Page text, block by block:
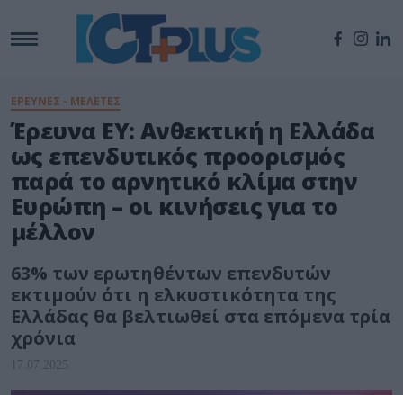
ΕΡΕΥΝΕΣ - ΜΕΛΕΤΕΣ
Έρευνα ΕΥ: Ανθεκτική η Ελλάδα
ως επενδυτικός προορισμός
παρά το αρνητικό κλίμα στην
Ευρώπη – οι κινήσεις για το
μέλλον
63% των ερωτηθέντων επενδυτών
εκτιμούν ότι η ελκυστικότητα της
Ελλάδας θα βελτιωθεί στα επόμενα τρία
χρόνια
17.07.2025